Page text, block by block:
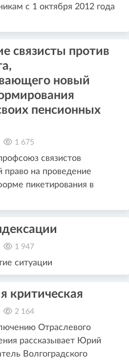
с 1 октября 2012 года
связисты против
новый
пенсионных
1 675
связистов
право на проведение
пикетирования в
1 947
ситуации
критическая
2 164
Отраслевого
рассказывает Юрий
Волгоградского